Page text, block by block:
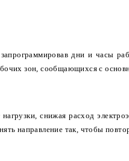
дни и часы
зон, сообщающихся с
снижая расход
направление так, чтобы